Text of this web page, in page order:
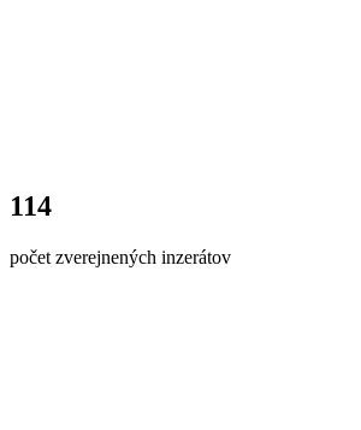
114
počet zverejnených inzerátov